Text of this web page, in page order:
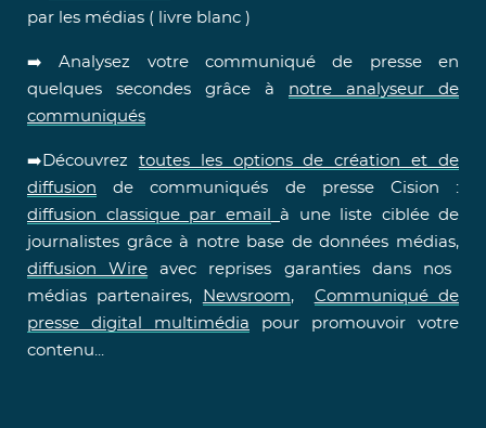
par les médias ( livre blanc )
➡️ Analysez votre communiqué de presse en
quelques secondes grâce à notre analyseur de
communiqués
➡️Découvrez toutes les options de création et de
diffusion de communiqués de presse Cision :
diffusion classique par email
à une liste ciblée de
journalistes grâce à notre base de données médias,
diffusion Wire avec reprises garanties dans nos
médias partenaires,
Newsroom, Communiqué de
presse digital multimédia pour promouvoir votre
contenu...